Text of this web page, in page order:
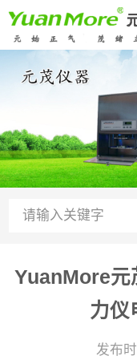
YuanMore元
力仪
发布